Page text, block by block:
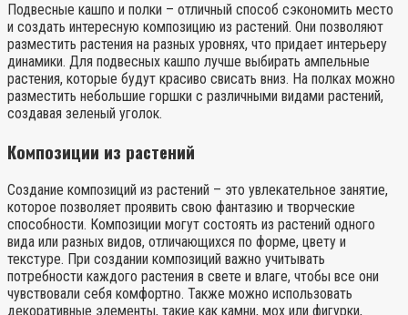
Подвесные кашпо и полки – отличный способ сэкономить место
и создать интересную композицию из растений. Они позволяют
разместить растения на разных уровнях, что придает интерьеру
динамики. Для подвесных кашпо лучше выбирать ампельные
растения, которые будут красиво свисать вниз. На полках можно
разместить небольшие горшки с различными видами растений,
создавая зеленый уголок.
Композиции из растений
Создание композиций из растений – это увлекательное занятие,
которое позволяет проявить свою фантазию и творческие
способности. Композиции могут состоять из растений одного
вида или разных видов, отличающихся по форме, цвету и
текстуре. При создании композиций важно учитывать
потребности каждого растения в свете и влаге, чтобы все они
чувствовали себя комфортно. Также можно использовать
декоративные элементы, такие как камни, мох или фигурки,